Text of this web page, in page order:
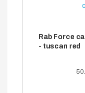
Rab Force
- tuscan red